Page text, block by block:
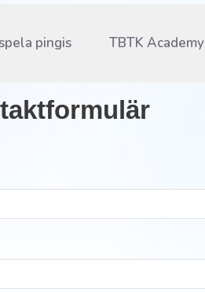
pingis TBTK Academy